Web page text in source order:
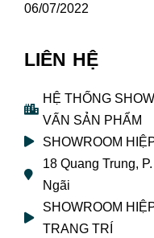
06/07/2022
LIÊN HỆ
HỆ THỐNG
VẤN SẢN PHẨM
SHOWROOM
18 Quang Trung,
Ngãi
SHOWROOM
TRANG TRÍ